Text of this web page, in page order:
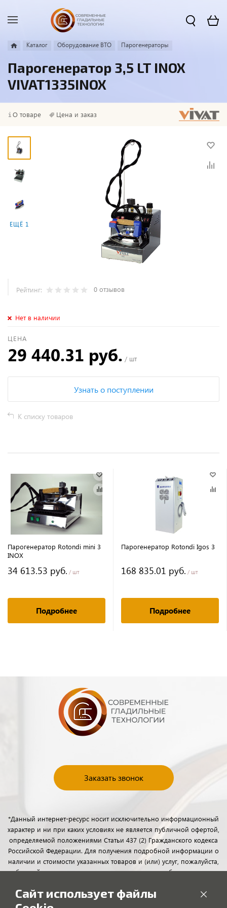
Каталог Оборудование ВТО Парогенераторы
Парогенератор 3,5 LT INOX
VIVAT1335INOX
О товаре Цена и заказ
ЕЩЁ 1
Рейтинг: 0 отзывов
Нет в наличии
ЦЕНА
29 440.31 руб. / шт
Узнать о поступлении
К списку товаров
Парогенератор Rotondi mini 3
INOX
34 613.53 руб. / шт
Подробнее
Парогенератор Rotondi Igos 3
168 835.01 руб. / шт
Подробнее
Заказать звонок
*Данный интернет-ресурс носит исключительно информационный
характер и ни при каких условиях не является публичной офертой,
определяемой положениями Статьи 437 (2) Гражданского кодекса
Российской Федерации. Для получения подробной информации о
наличии и стоимости указанных товаров и (или) услуг, пожалуйста,
обращайтесь к менеджерам отдела клиентского обслуживания с
Сайт использует файлы